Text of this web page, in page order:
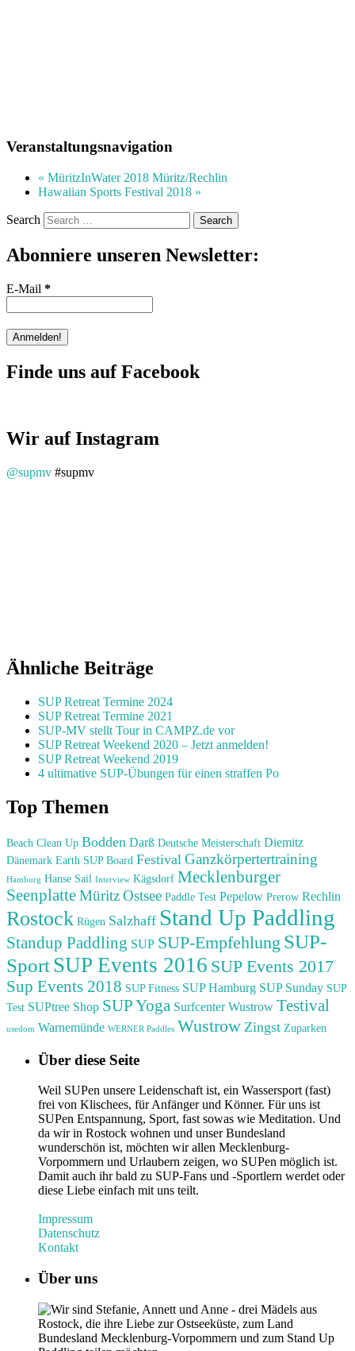
Veranstaltungsnavigation
« MüritzInWater 2018 Müritz/Rechlin
Hawaiian Sports Festival 2018 »
Search
Abonniere unseren Newsletter:
E-Mail *
Finde uns auf Facebook
Wir auf Instagram
@supmv #supmv
Ähnliche Beiträge
SUP Retreat Termine 2024
SUP Retreat Termine 2021
SUP-MV stellt Tour in CAMPZ.de vor
SUP Retreat Weekend 2020 – Jetzt anmelden!
SUP Retreat Weekend 2019
4 ultimative SUP-Übungen für einen straffen Po
Top Themen
Beach Clean Up Bodden Darß Deutsche Meisterschaft Diemitz
Dänemark Earth SUP Board Festival Ganzkörpertertraining
Hamburg Hanse Sail Interview Kägsdorf Mecklenburger
SeenplatteMüritzOstsee Paddle Test Pepelow Prerow Rechlin
Rostock Rügen Salzhaff Stand Up Paddling
Standup Paddling SUP SUP-Empfehlung SUP-
SportSUP Events 2016 SUP Events 2017
Sup Events 2018 SUP Fitness SUP Hamburg SUP Sunday SUP
Test SUPtree Shop SUP Yoga Surfcenter Wustrow Testival
usedom Warnemünde WERNER Paddles Wustrow Zingst Zuparken
Über diese Seite
Weil SUPen unsere Leidenschaft ist, ein Wassersport (fast)
frei von Klischees, für Anfänger und Könner. Für uns ist
SUPen Entspannung, Sport, fast sowas wie Meditation. Und
da wir in Rostock wohnen und unser Bundesland
wunderschön ist, möchten wir allen Mecklenburg-
Vorpommern und Urlaubern zeigen, wo SUPen möglich ist.
Damit auch ihr bald zu SUP-Fans und -Sportlern werdet oder
diese Liebe einfach mit uns teilt.
Impressum
Datenschutz
Kontakt
Über uns
Wir sind Stefanie, Annett und Anne - drei Mädels aus
Rostock, die ihre Liebe zur Ostseeküste, zum Land
Bundesland Mecklenburg-Vorpommern und zum Stand Up